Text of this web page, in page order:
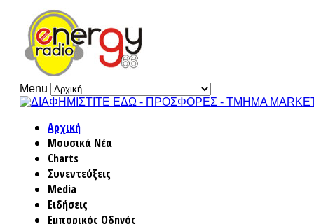
Menu
Αρχική
Μουσικά Νέα
Charts
Συνεντεύξεις
Media
Ειδήσεις
Εμπορικός Οδηγός